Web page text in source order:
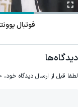
فوتبال
دیدگاه‌ها
لطفا قبل از ارسال دیدگاه خود،